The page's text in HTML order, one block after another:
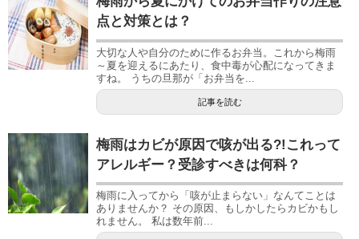
点と対策とは？
大切な人や自分のために作るお弁当。これから梅雨
～夏を迎えるにあたり、食中毒が心配になってきま
すね。 うちの旦那が「お弁当を...
記事を読む
梅雨はカビが原因で咳が出る?!これって
アレルギー？受診すべきは何科？
梅雨に入ってから「咳が止まらない」なんてことは
ありませんか？ その原因、もしかしたらカビかもし
れません。 私は数年前...